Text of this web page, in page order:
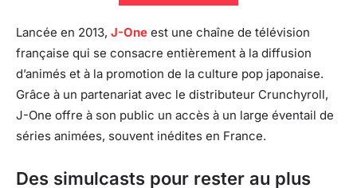
Lancée en 2013, J-One est une chaîne de télévision
française qui se consacre entièrement à la diffusion
d’animés et à la promotion de la culture pop japonaise.
Grâce à un partenariat avec le distributeur Crunchyroll,
J-One offre à son public un accès à un large éventail de
séries animées, souvent inédites en France.
Des simulcasts pour rester au plus